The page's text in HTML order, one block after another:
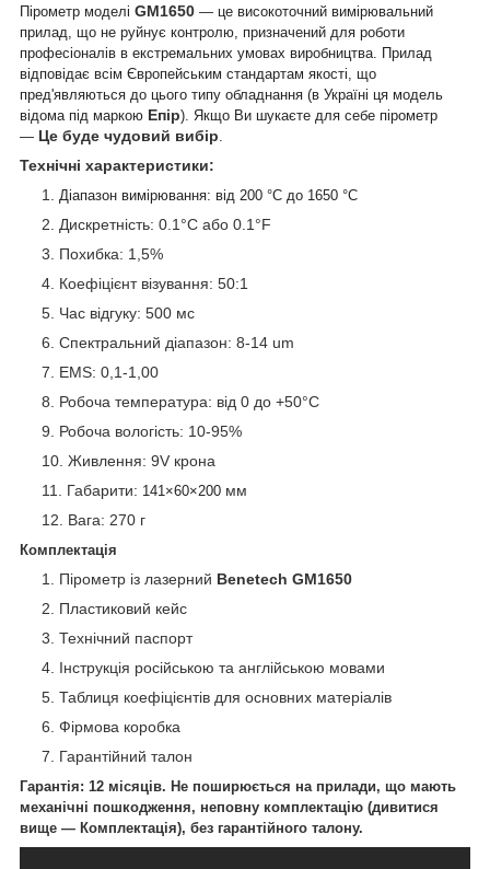
Пірометр моделі GM1650 — це високоточний вимірювальний
прилад, що не руйнує контролю, призначений для роботи
професіоналів в екстремальних умовах виробництва. Прилад
відповідає всім Європейським стандартам якості, що
пред'являються до цього типу обладнання (в Україні ця модель
відома під маркою Епір). Якщо Ви шукаєте для себе пірометр
— Це буде чудовий вибір
Технічні характеристики:
Діапазон вимірювання: від 200 °C до 1650 °C
Дискретність: 0.1°C або 0.1°F
Похибка: 1,5%
Коефіцієнт візування: 50:1
Час відгуку: 500 мс
Спектральний діапазон: 8-14 um
EMS: 0,1-1,00
Робоча температура: від 0 до +50°C
Робоча вологість: 10-95%
Живлення: 9V крона
Габарити: 141×60×200 мм
Вага: 270 г
Комплектація
Пірометр із лазерний Benetech GM1650
Пластиковий кейс
Технічний паспорт
Інструкція російською та англійською мовами
Таблиця коефіцієнтів для основних матеріалів
Фірмова коробка
Гарантійний талон
Гарантія: 12 місяців. Не поширюється на прилади, що мають
механічні пошкодження, неповну комплектацію (дивитися
вище — Комплектація), без гарантійного талону.